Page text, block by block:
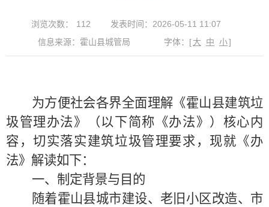
浏览次数： 112
发表时间：2026-05-11 11:07
信息来源：霍山县城管局
字体： [大 中 小]
为方便社会各界全面理解《霍山县建筑垃
圾管理办法》（以下简称《办法》）核心内
容，切实落实建筑垃圾管理要求，现就《办
法》解读如下：
一、制定背景与目的
随着霍山县城市建设、老旧小区改造、市